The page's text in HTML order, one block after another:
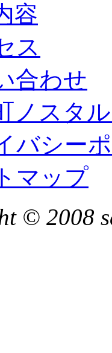
容
ス
合わせ
ノスタ
バシー
マップ
© 2008